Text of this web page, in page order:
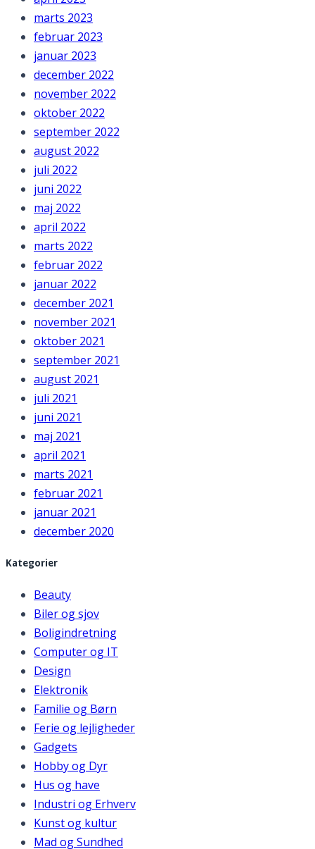
marts 2023
februar 2023
januar 2023
december 2022
november 2022
oktober 2022
september 2022
august 2022
juli 2022
juni 2022
maj 2022
april 2022
marts 2022
februar 2022
januar 2022
december 2021
november 2021
oktober 2021
september 2021
august 2021
juli 2021
juni 2021
maj 2021
april 2021
marts 2021
februar 2021
januar 2021
december 2020
Kategorier
Beauty
Biler og sjov
Boligindretning
Computer og IT
Design
Elektronik
Familie og Børn
Ferie og lejligheder
Gadgets
Hobby og Dyr
Hus og have
Industri og Erhverv
Kunst og kultur
Mad og Sundhed